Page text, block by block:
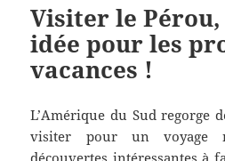
Visiter le
idée pour les
vacances !
L’Amérique du Sud regorge
visiter pour un voyage
découvertes intéressantes à